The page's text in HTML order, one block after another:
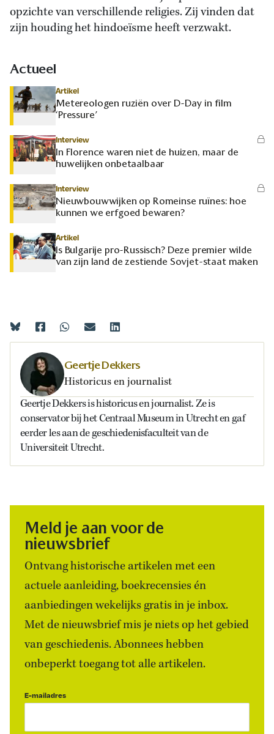
opzichte van verschillende religies. Zij vinden dat
zijn houding het hindoeïsme heeft verzwakt.
Actueel
Artikel
Metereologen ruziën over D-Day in film
‘Pressure’
Interview
In Florence waren niet de huizen, maar de
huwelijken onbetaalbaar
Interview
Nieuwbouwwijken op Romeinse ruïnes: hoe
kunnen we erfgoed bewaren?
Artikel
Is Bulgarije pro-Russisch? Deze premier wilde
van zijn land de zestiende Sovjet-staat maken
Geertje Dekkers
Historicus en journalist
Geertje Dekkers is historicus en journalist. Ze is
conservator bij het Centraal Museum in Utrecht en gaf
eerder les aan de geschiedenisfaculteit van de
Universiteit Utrecht.
Meld je aan voor de
nieuwsbrief
Ontvang historische artikelen met een
actuele aanleiding, boekrecensies én
aanbiedingen wekelijks gratis in je inbox.
Met de nieuwsbrief mis je niets op het gebied
van geschiedenis. Abonnees hebben
onbeperkt toegang tot alle artikelen.
E-mailadres